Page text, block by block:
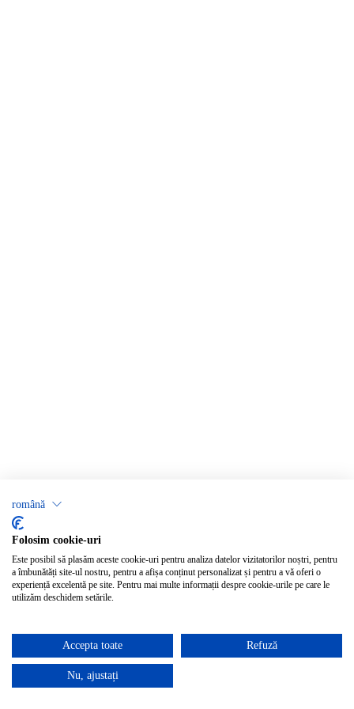
română
Folosim cookie-uri
Este posibil să plasăm aceste cookie-uri pentru analiza datelor vizitatorilor noștri, pentru
a îmbunătăți site-ul nostru, pentru a afișa conținut personalizat și pentru a vă oferi o
experiență excelentă pe site. Pentru mai multe informații despre cookie-urile pe care le
utilizăm deschidem setările.
Accepta toate Refuză
Nu, ajustați